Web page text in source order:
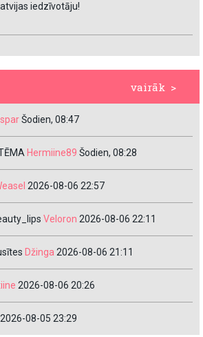
iedzīvotāju!
vairāk >
Šodien, 08:47
Hermiine89 Šodien, 08:28
2026-08-06 22:57
Veloron 2026-08-06 22:11
Džinga 2026-08-06 21:11
2026-08-06 20:26
2026-08-05 23:29